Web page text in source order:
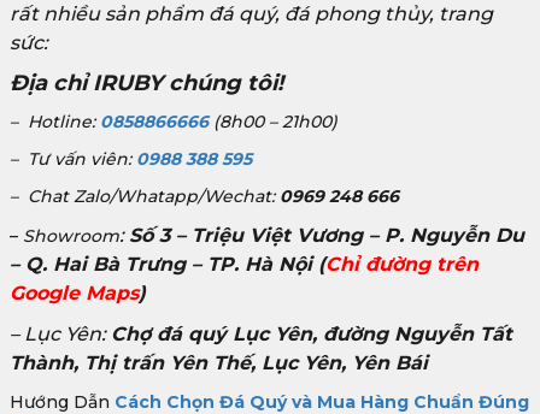
rất nhiều sản phẩm đá quý, đá phong thủy, trang
sức:
Địa chỉ IRUBY chúng tôi!
– Hotline: 0858866666(8h00 – 21h00)
– Tư vấn viên: 0988 388 595
– Chat Zalo/Whatapp/Wechat: 0969 248 666
– Showroom: Số 3 – Triệu Việt Vương – P. Nguyễn Du
– Q. Hai Bà Trưng – TP. Hà Nội(Chỉ đường trên
Google Maps)
– Lục Yên: Chợ đá quý Lục Yên, đường Nguyễn Tất
Thành, Thị trấn Yên Thế, Lục Yên, Yên Bái
Hướng Dẫn Cách Chọn Đá Quý và Mua Hàng Chuẩn Đúng